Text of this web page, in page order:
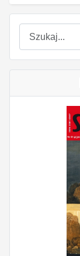
Szukaj